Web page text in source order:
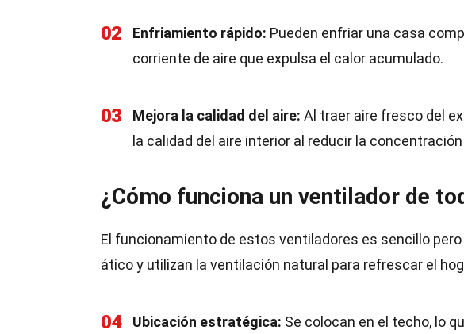
02 Enfriamiento rápido: Pueden enfriar una casa
corriente de aire que expulsa el calor acumulado.
03 Mejora la calidad del aire: Al traer aire fresco del
la calidad del aire interior al reducir la
¿Cómo funciona un ventilador de
El funcionamiento de estos ventiladores es sencillo
ático y utilizan la ventilación natural para refrescar el
04 Ubicación estratégica: Se colocan en el techo, lo